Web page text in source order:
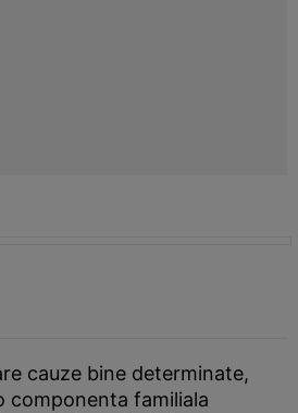
cauze bine determinate,
componenta familiala